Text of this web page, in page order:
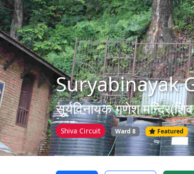
Suryabinayak
सूर्यविनायक गणेश मन्दिर(शिव
Shiva Circuit Ward 8 Featured